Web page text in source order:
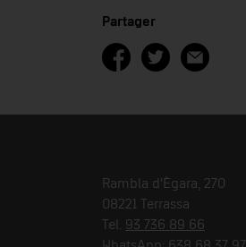
Partager
Rambla d'Ègara, 270
08221 Terrassa
Tel. 93 736 89 66